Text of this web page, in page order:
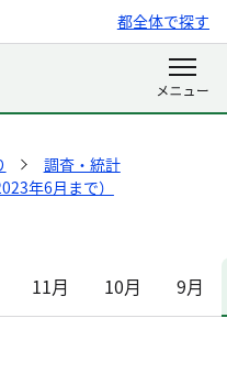
都全体で探す
調査・統計
年6月まで）
11月 10月 9月